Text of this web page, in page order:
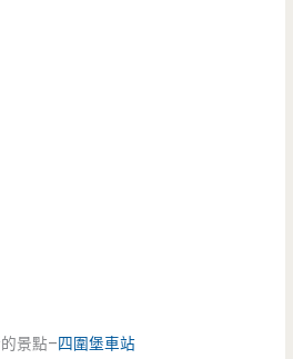
景點–四圍堡車站